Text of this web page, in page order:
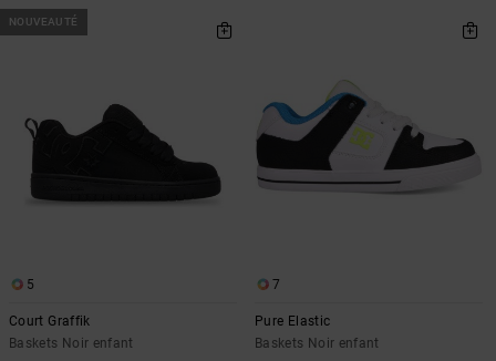
NOUVEAUTÉ
5
Court Graffik
Baskets Noir enfant
7
Pure Elastic
Baskets Noir enfant